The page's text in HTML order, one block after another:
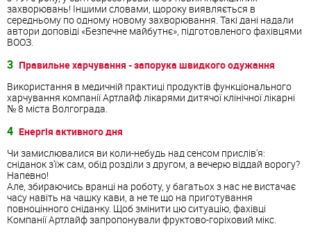
захворювань! Іншими словами, щороку виявляється в
середньому по одному новому захворювання. Такі дані надали
автори доповіді «Безпечне майбутнє», підготовленого фахівцями
ВООЗ.
3 Правильне харчування - запорука швидкого одужання
Використання в медичній практиці продуктів функціонального
харчування компанії Артлайф лікарями дитячої клінічної лікарні
№ 8 міста Волгограда.
4 Енергія активного дня
Чи замислювалися ви коли-небудь над сенсом прислів'я:
сніданок з'їж сам, обід розділи з другом, а вечерю віддай ворогу?
Напевно!
Але, збираючись вранці на роботу, у багатьох з нас не вистачає
часу навіть на чашку кави, а не те що на приготування
повноцінного сніданку. Щоб змінити цю ситуацію, фахівці
Компанії Артлайф запропонували фруктово-горіховий мікс.